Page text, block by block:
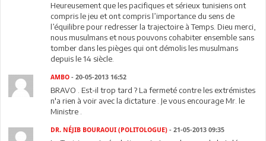
Heureusement que les pacifiques et sérieux tunisiens ont
compris le jeu et ont compris l’importance du sens de
l’équilibre pour redresser la trajectoire à Temps. Dieu merci,
nous musulmans et nous pouvons cohabiter ensemble sans
tomber dans les pièges qui ont démolis les musulmans
depuis le 14 siècle.
AMBO - 20-05-2013 16:52
BRAVO . Est-il trop tard ? La fermeté contre les extrémistes
n'a rien à voir avec la dictature . Je vous encourage Mr. le
Ministre .
DR. NÉJIB BOURAOUI (POLITOLOGUE) - 21-05-2013 09:35